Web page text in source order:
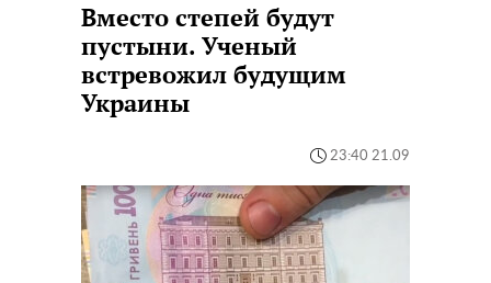
Вместо степей будут
пустыни. Ученый
встревожил будущим
Украины
23:40 21.09